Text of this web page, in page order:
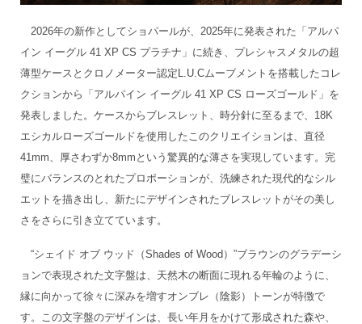
2026年の新作としてショパールが、2025年に発表された「アルパ
イン イーグル 41 XP CS プラチナ」に続き、プレシャスメタルの超
薄型ケースとクロノメーター認定L.U.Cムーブメントを搭載したコレ
クションから「アルパイン イーグル 41 XP CS ローズゴールド」を
発表しました。ケースからブレスレット、時分針に至るまで、18K
エシカルローズゴールドを使用したこのクリエイションは、直径
41mm、厚さわずか8mmという驚異的な薄さを実現しています。完
璧にバランスのとれたプロポーションが、洗練された現代的なシル
エットを描き出し、新たにデザインされたブレスレットがその美し
さをさらに引き立てています。
“シェイド オブ ウッド（Shades of Wood）”ブラウンのグラデーシ
ョンで表現された文字盤は、天然木の断面に現れる年輪のように、
縁に向かって徐々に深みを増すオンブレ（陰影）トーンが特徴で
す。この文字盤のデザインは、長い年月をかけて形成された森や、